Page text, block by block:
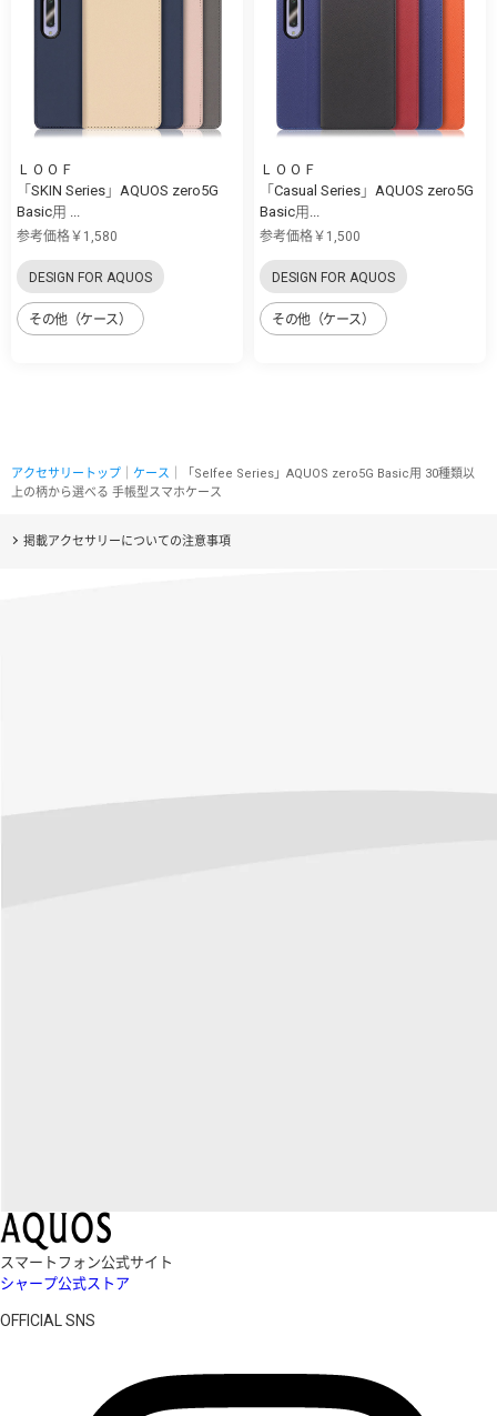
ＬＯＯＦ
「SKIN Series」AQUOS zero5G
Basic用 ...
参考価格￥1,580
DESIGN FOR AQUOS
その他（ケース）
ＬＯＯＦ
「Casual Series」AQUOS zero5G
Basic用...
参考価格￥1,500
DESIGN FOR AQUOS
その他（ケース）
アクセサリートップ ケース ｜「Selfee Series」AQUOS zero5G Basic用 30種類以
上の柄から選べる 手帳型スマホケース
掲載アクセサリーについての注意事項
スマートフォン公式サイト
シャープ公式ストア
OFFICIAL SNS